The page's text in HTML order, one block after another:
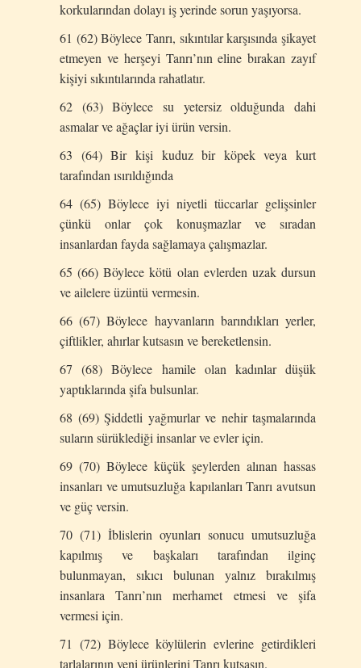
korkularından dolayı iş yerinde sorun yaşıyorsa.
61 (62) Böylece Tanrı, sıkıntılar karşısında şikayet
etmeyen ve herşeyi Tanrı’nın eline bırakan zayıf
kişiyi sıkıntılarında rahatlatır.
62 (63) Böylece su yetersiz olduğunda dahi
asmalar ve ağaçlar iyi ürün versin.
63 (64) Bir kişi kuduz bir köpek veya kurt
tarafından ısırıldığında
64 (65) Böylece iyi niyetli tüccarlar gelişsinler
çünkü onlar çok konuşmazlar ve sıradan
insanlardan fayda sağlamaya çalışmazlar.
65 (66) Böylece kötü olan evlerden uzak dursun
ve ailelere üzüntü vermesin.
66 (67) Böylece hayvanların barındıkları yerler,
çiftlikler, ahırlar kutsasın ve bereketlensin.
67 (68) Böylece hamile olan kadınlar düşük
yaptıklarında şifa bulsunlar.
68 (69) Şiddetli yağmurlar ve nehir taşmalarında
suların sürüklediği insanlar ve evler için.
69 (70) Böylece küçük şeylerden alınan hassas
insanları ve umutsuzluğa kapılanları Tanrı avutsun
ve güç versin.
70 (71) İblislerin oyunları sonucu umutsuzluğa
kapılmış ve başkaları tarafından ilginç
bulunmayan, sıkıcı bulunan yalnız bırakılmış
insanlara Tanrı’nın merhamet etmesi ve şifa
vermesi için.
71 (72) Böylece köylülerin evlerine getirdikleri
tarlalarının yeni ürünlerini Tanrı kutsasın.